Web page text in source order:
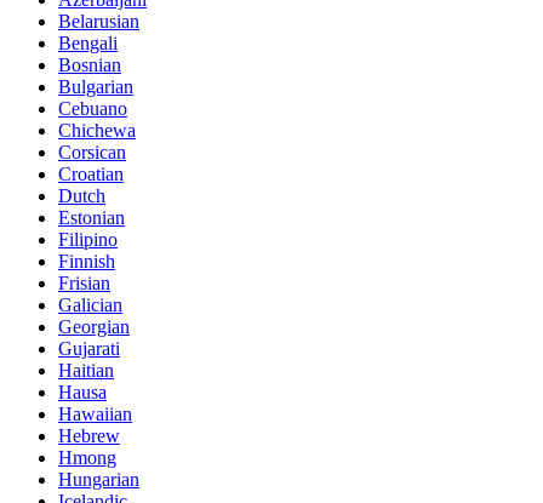
Belarusian
Bengali
Bosnian
Bulgarian
Cebuano
Chichewa
Corsican
Croatian
Dutch
Estonian
Filipino
Finnish
Frisian
Galician
Georgian
Gujarati
Haitian
Hausa
Hawaiian
Hebrew
Hmong
Hungarian